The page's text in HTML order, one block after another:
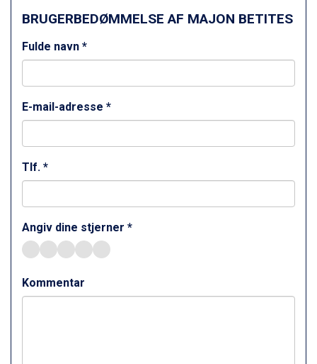
Wagrain fra DKK 4.645
Ischgl fra DKK 7.095
St. Anton fra DKK 7.245
Livigno fra DKK 4.145
Canazei fra DKK 4.745
Ponte di Legno fra DKK 4.745
Alleghe fra DKK 5.595
Bad Gastein fra DKK 4.195
Arabba fra DKK 7.045
Val Thorens fra DKK 5.395
Cervinia fra DKK 5.295
Sölden fra DKK 8.445
Bad Hofgastein fra DKK 5.495
Saalbach fra DKK 5.945
BRUGERBEDØMMELSE AF MAJON BETITES
Fulde navn *
E-mail-adresse *
Tlf. *
Angiv dine stjerner *
Kommentar